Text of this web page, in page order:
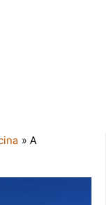
» A